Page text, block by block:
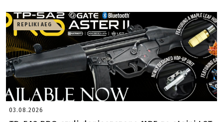
REPLIKI AEG
03.08.2026